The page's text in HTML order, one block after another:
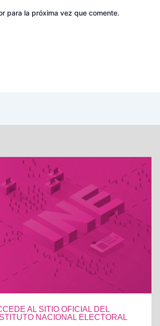
para la próxima vez que comente.
AL SITIO OFICIAL DEL
NACIONAL ELECTORAL